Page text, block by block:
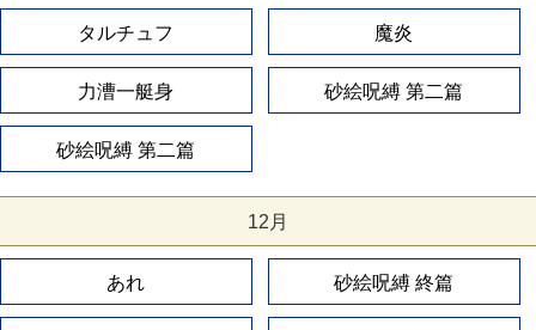
タルチュフ 魔炎
力漕一艇身 砂絵呪縛 第二篇
砂絵呪縛 第二篇
12月
あれ 砂絵呪縛 終篇